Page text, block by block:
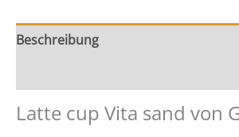
Beschreibung
Latte cup Vita sand von